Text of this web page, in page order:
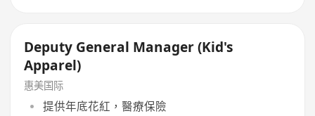
Deputy General Manager (Kid's
Apparel)
惠美国际
提供年底花紅，醫療保險